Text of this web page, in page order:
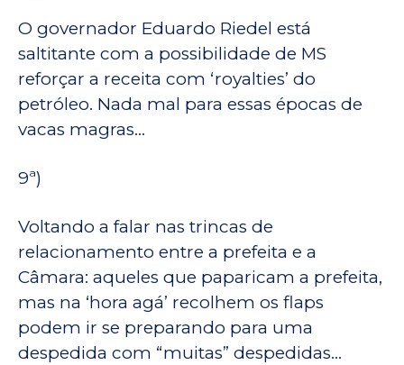
O governador Eduardo Riedel está
saltitante com a possibilidade de MS
reforçar a receita com ‘royalties’ do
petróleo. Nada mal para essas épocas de
vacas magras…
9ª)
Voltando a falar nas trincas de
relacionamento entre a prefeita e a
Câmara: aqueles que paparicam a prefeita,
mas na ‘hora agá’ recolhem os flaps
podem ir se preparando para uma
despedida com “muitas” despedidas…